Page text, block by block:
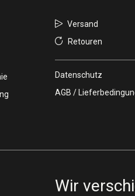
Versand
Retouren
Datenschutz
AGB /
Wir